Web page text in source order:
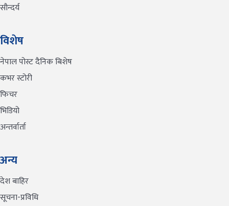
सौन्दर्य
विशेष
नेपाल पोस्ट दैनिक बिशेष
कभर स्टोरी
फिचर
भिडियो
अन्तर्वार्ता
अन्य
देश बाहिर
सूचना-प्रविधि